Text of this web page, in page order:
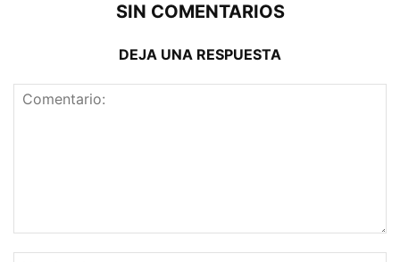
SIN COMENTARIOS
DEJA UNA RESPUESTA